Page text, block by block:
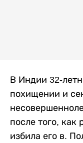
В Индии 32-
похищении и
после того, как
избила его в.